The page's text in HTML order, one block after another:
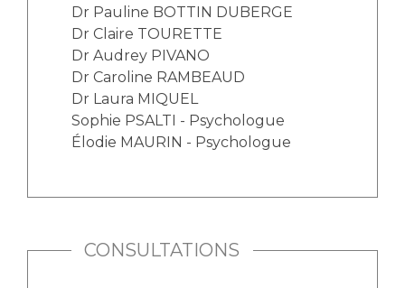
Charte Romain Jacob
Mouvement Parcours Handicap 13
Activité physique
Médecine nucléaire
Adresser un patient
Réseaux de soins
Adresser un examen au Laboratoire de Biologie
Médicale
Radiologie / Imagerie
Cancérologie
Centres de référence Maladies Rares
Dr Pauline BOTTIN DUBERGE
Dr Claire TOURETTE
Dr Audrey PIVANO
Dr Caroline RAMBEAUD
Dr Laura MIQUEL
Sophie PSALTI - Psychologue
Élodie MAURIN - Psychologue
CONSULTATIONS